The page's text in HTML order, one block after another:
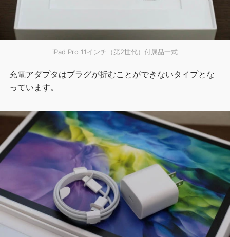
iPad Pro 11インチ（第2世代）付属品一式
充電アダプタはプラグが折むことができないタイプとな
っています。